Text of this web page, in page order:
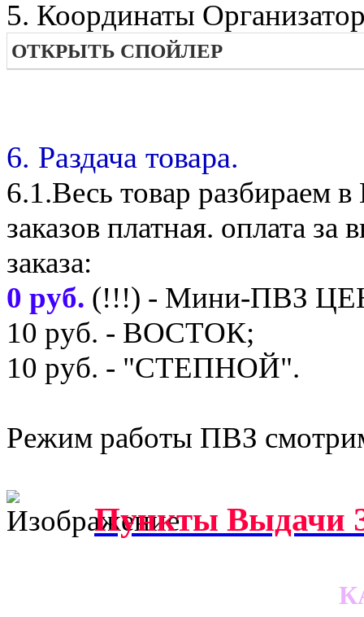
5. Координаты
ОТКРЫТЬ СПОЙЛЕР
6. Раздача товара.
6.1.Весь товар разбираем
заказов платная. оплата
заказа:
0 руб. (!!!) - Мини-ПВЗ
10 руб. - ВОСТОК;
10 руб. - "СТЕПНОЙ".
Режим работы ПВЗ
Пункты Выдачи